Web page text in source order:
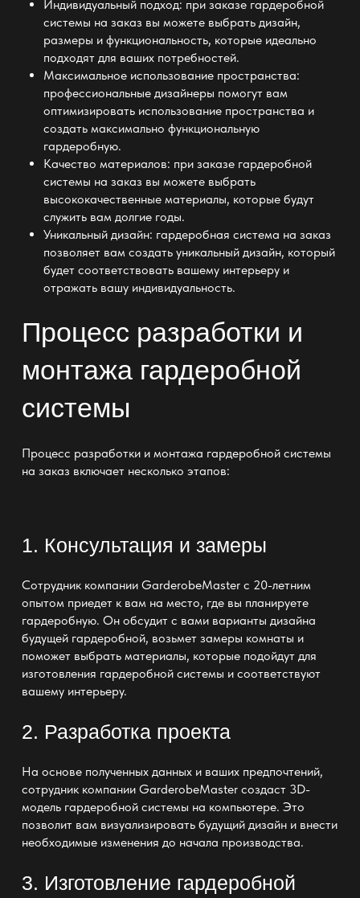
Индивидуальный подход: при заказе гардеробной
системы на заказ вы можете выбрать дизайн,
размеры и функциональность, которые идеально
подходят для ваших потребностей.
Максимальное использование пространства:
профессиональные дизайнеры помогут вам
оптимизировать использование пространства и
создать максимально функциональную
гардеробную.
Качество материалов: при заказе гардеробной
системы на заказ вы можете выбрать
высококачественные материалы, которые будут
служить вам долгие годы.
Уникальный дизайн: гардеробная система на заказ
позволяет вам создать уникальный дизайн, который
будет соответствовать вашему интерьеру и
отражать вашу индивидуальность.
Процесс разработки и
монтажа гардеробной
системы
Процесс разработки и монтажа гардеробной системы
на заказ включает несколько этапов:
1. Консультация и замеры
Сотрудник компании GarderobeMasterс 20-летним
опытом приедет к вам на место, где вы планируете
гардеробную. Он обсудит с вами варианты дизайна
будущей гардеробной, возьмет замеры комнаты и
поможет выбрать материалы, которые подойдут для
изготовления гардеробной системы и соответствуют
вашему интерьеру.
2. Разработка проекта
На основе полученных данных и ваших предпочтений,
сотрудник компании GarderobeMaster создаст 3D-
модель гардеробной системы на компьютере. Это
позволит вам визуализировать будущий дизайни внести
необходимые изменения до начала производства.
3. Изготовление гардеробной